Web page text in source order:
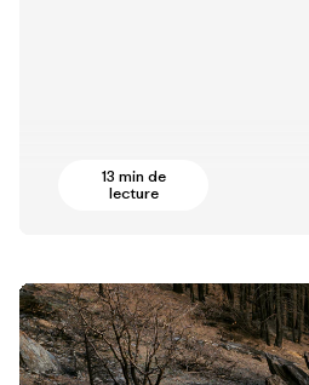
13 min de
lecture